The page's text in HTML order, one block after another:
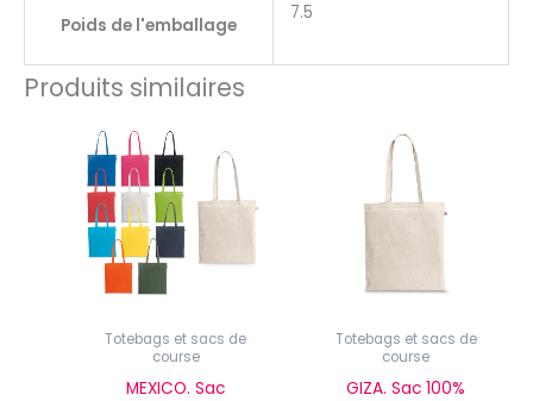
Poids de l'emballage
7.5
Produits similaires
Totebags et sacs de
course
MEXICO. Sac
Totebags et sacs de
course
GIZA. Sac 100%